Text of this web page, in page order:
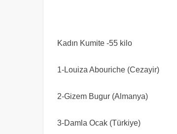
Kadın Kumite -55 kilo
1-Louiza Abouriche (Cezayir)
2-Gizem Bugur (Almanya)
3-Damla Ocak (Türkiye)